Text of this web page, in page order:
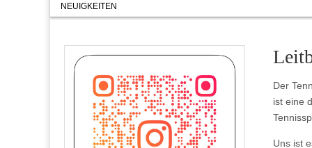
NEUIGKEITEN
Der
ist eine
Uns ist